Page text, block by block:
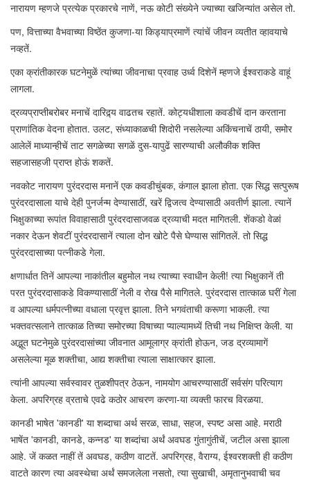
नारायण म्हणजे प्रत्येक प्रकारचे नाणें, नऊ कोटी संख्येने ज्याच्या खजिन्यांत असेल तो.
पण, वित्ताच्या वैभवाच्या विष्ठेंत कुजणा-या किड्याप्रमाणें त्यांचें जीवन व्यतीत व्हावयाचे
नव्हतें.
एका क्रांतीकारक घटनेमुळें त्यांच्या जीवनाचा प्रवाह उर्ध्व दिशेनें म्हणजे ईश्वराकडे वाहूं
लागला.
द्रव्यप्राप्तीबरोबर मनाचें दारिद्र्य वाढतच रहातें. कोट्यधीशाला कवडीचें दान करताना
प्राणांतिक वेदना होतात. उलट, संध्याकाळची शिदोरी नसलेल्या अकिंचनाचें ठायी, समोर
आलेलें माध्यान्हीचें ताट सगळेच्या सगळें दुस-यापुढें सारण्याची अलौकीक शक्ति
सहजासहजी प्राप्त होऊं शकतें.
नवकोट नारायण पुरंदरदास मनानें एक कवडीचुंबक, कंगाल झाला होता. एक सिद्ध सत्पुरूष
पुरंदरदासाला याचे देही पुनर्जन्म देण्यासाठीं, खरें द्विजत्व देण्यासाठी अवतीर्ण झाला. त्यानें
भिक्षुकाच्या रूपांत विवाहासाठी पुरंदरदासाजवळ द्रव्याची मदत मागितली. शेंकडो वेळां
नकार देऊन शेवटीं पुरंदरदासानें त्याला दोन खोटे पैसे घेण्यास सांगितलें. तो सिद्ध
पुरंदरदासाच्या पत्नीकडे गेला.
क्षणार्धात तिनें आपल्या नाकांतील बहुमोल नथ त्याच्या स्वाधीन केली! त्या भिक्षुकानें ती
परत पुरंदरदासाकडे विकण्यासाठीं नेली व रोख पैसे मागितले. पुरंदरदास तात्काळ घरीं गेला
व आपल्या धर्मपत्नीच्या वधाला प्रवृत्त झाला. तिने भगवंताची करूणा भाकली. त्या
भक्तवत्सलाने तात्काळ तिच्या समोरच्या विषाच्या प्याल्यामध्यें तिची नथ निक्षिप्त केली. या
अद्भूत घटनेमुळे पुरंदरदासांच्या जीवनात आमूलाग्र क्रांती होऊन, जड द्रव्यामागें
असलेल्या मूळ शक्तीचा, आद्य शक्तीचा त्याला साक्षात्कार झाला.
त्यांनी आपल्या सर्वस्वावर तुळशीपत्र ठेऊन, नामयोग आचरण्यासाठीं सर्वसंग परित्याग
केला. अपरिग्रह व्रताचे एवढे कठोर आचरण करणा-या व्यक्ती फारच विरळया.
कानडी भाषेत 'कानडी' या शब्दाचा अर्थ सरळ, साधा, सहज, स्पष्ट असा आहे. मराठी
भाषेंत 'कानडी, कानडे, कन्नड' या शब्दांचा अर्थं अवघड गुंतागुंतीचें, जटील असा झाला
आहे. जें कळत नाहीं तें अवघड, कठीण वाटतें. अपरिग्रह, वैराग्य, ईश्वरशक्ती ही कठीण
वाटते कारण त्या अवस्थेचा अर्थं समजलेला नसतो, त्या सुखाची, अमृतानुभवाची चव